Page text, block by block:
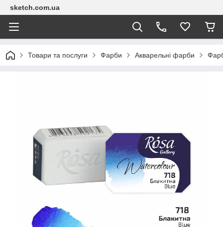
sketch.com.ua
Товари та послуги Фарби Акварельні фарби